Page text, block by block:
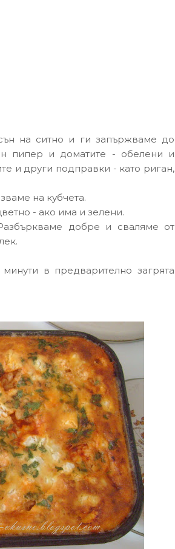
на ситно и ги запържваме до
пипер и доматите - обелени и
и други подправки - като риган,
на кубчета.
- ако има и зелени.
добре и сваляме от
в предварително загрята